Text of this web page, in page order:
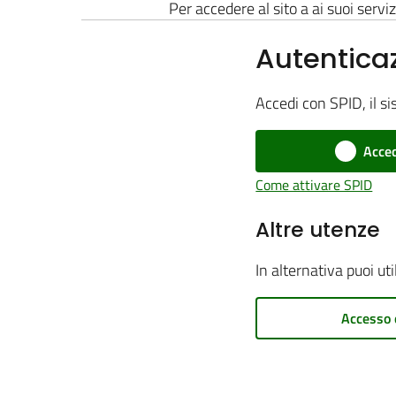
Per accedere al sito a ai suoi
Accedi con SPID, il
Come attivare SPID
Altre utenze
In alternativa puoi